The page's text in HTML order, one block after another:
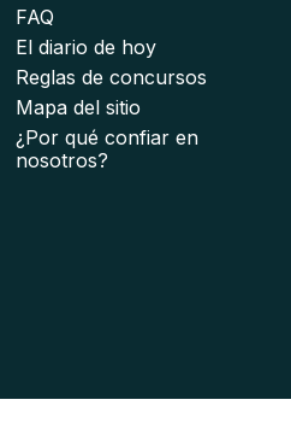
FAQ
El diario de hoy
Reglas de concursos
Mapa del sitio
¿Por qué confiar en
nosotros?